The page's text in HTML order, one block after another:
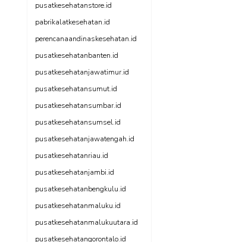
pusatkesehatanstore.id
pabrikalatkesehatan.id
perencanaandinaskesehatan.id
pusatkesehatanbanten.id
pusatkesehatanjawatimur.id
pusatkesehatansumut.id
pusatkesehatansumbar.id
pusatkesehatansumsel.id
pusatkesehatanjawatengah.id
pusatkesehatanriau.id
pusatkesehatanjambi.id
pusatkesehatanbengkulu.id
pusatkesehatanmaluku.id
pusatkesehatanmalukuutara.id
pusatkesehatangorontalo.id